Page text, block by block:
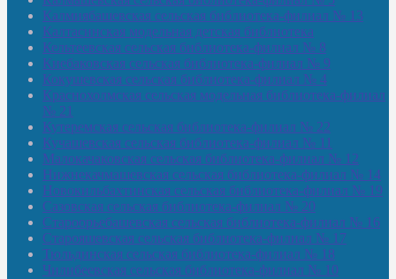
Калмиябашевская сельская библиотека-филиал № 13
Калтасинская модельная детская библиотека
Кельтеевская сельская библиотека-филиал № 8
Киебаковская сельская библиотека-филиал № 9
Кокушевская сельская библиотека-филиал № 4
Краснохолмская сельская модельная библиотека-филиал
№ 21
Кутеремская сельская библиотека-филиал № 22
Кучашевская сельская библиотека-филиал № 11
Малокачаковская сельская библиотека-филиал № 12
Нижнекачмашевская сельская библиотека-филиал № 14
Новокильбахтинская сельская библиотека-филиал № 19
Сазовская сельская библиотека-филиал № 20
Староорьебашевская сельская библиотека-филиал № 16
Старояшевская сельская библиотека-филиал № 17
Тюльдинская сельская библиотека-филиал № 18
Чилибеевская сельская библиотека-филиал № 10